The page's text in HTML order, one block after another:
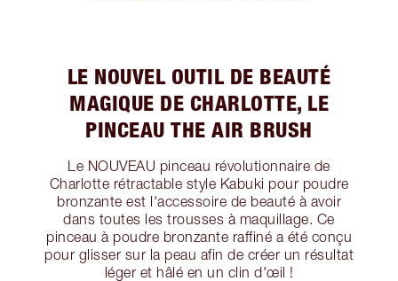
LE NOUVEL OUTIL DE BEAUTÉ
MAGIQUE DE CHARLOTTE, LE
PINCEAU THE AIR BRUSH
Le NOUVEAU pinceau révolutionnaire de
Charlotte rétractable style Kabuki pour poudre
bronzante est l'accessoire de beauté à avoir
dans toutes les trousses à maquillage. Ce
pinceau à poudre bronzante raffiné a été conçu
pour glisser sur la peau afin de créer un résultat
léger et hâlé en un clin d'œil !